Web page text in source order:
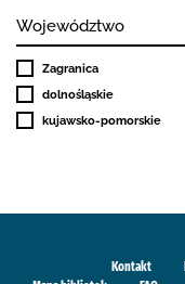
Województwo
Zagranica
dolnośląskie
kujawsko-pomorskie
Kontakt